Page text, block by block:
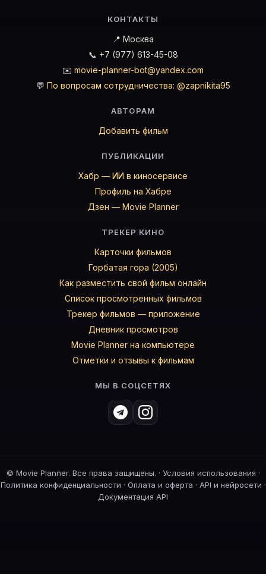
КОНТАКТЫ
📍 Москва
📞 +7 (977) 613-45-08
✉️ movie-planner-bot@yandex.com
💬 По вопросам сотрудничества: @zapnikita95
АВТОРАМ
Добавить фильм
ПУБЛИКАЦИИ
Хабр — ИИ в киносервисе
Профиль на Хабре
Дзен — Movie Planner
ТРЕКЕР КИНО
Карточки фильмов
Горбатая гора (2005)
Как разместить свой фильм онлайн
Список просмотренных фильмов
Трекер фильмов — приложение
Дневник просмотров
Movie Planner на компьютере
Отметки и отзывы к фильмам
МЫ В СОЦСЕТЯХ
© Movie Planner. Все права защищены. · Условия использования ·
Политика конфиденциальности · Оплата и оферта · API и нейросети ·
Документация API